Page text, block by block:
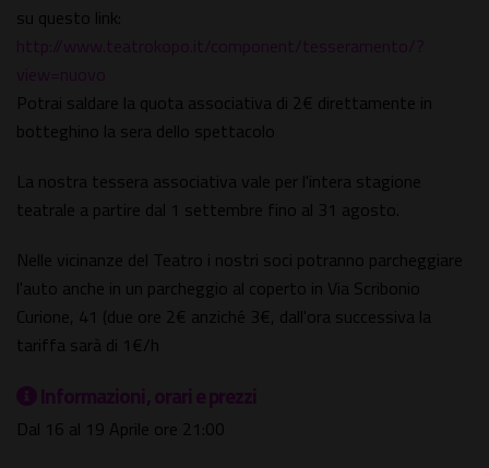
su questo link:
http://www.teatrokopo.it/component/tesseramento/?
view=nuovo
Potrai saldare la quota associativa di 2€ direttamente in
botteghino la sera dello spettacolo
La nostra tessera associativa vale per l'intera stagione
teatrale a partire dal 1 settembre fino al 31 agosto.
Nelle vicinanze del Teatro i nostri soci potranno parcheggiare
l'auto anche in un parcheggio al coperto in Via Scribonio
Curione, 41 (due ore 2€ anziché 3€, dall'ora successiva la
tariffa sarà di 1€/h
Informazioni, orari e prezzi
Dal 16 al 19 Aprile ore 21:00